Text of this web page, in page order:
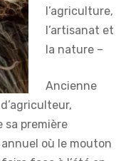
l’agriculture,
l’artisanat et
la nature –
Ancienne
sa première
où le mouton